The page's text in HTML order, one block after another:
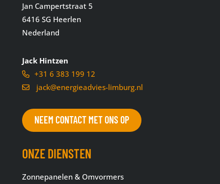
Jan Campertstraat 5
6416 SG Heerlen
Nederland
Jack Hintzen
+31 6 383 199 12
jack@energieadvies-limburg.nl
NEEM CONTACT MET ONS OP
ONZE DIENSTEN
Zonnepanelen & Omvormers